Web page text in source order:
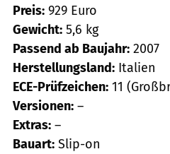
Preis: 929 Euro
Gewicht: 5,6 kg
Passend ab Baujahr: 2007
Herstellungsland: Italien
ECE-Prüfzeichen: 11
Versionen: –
Extras: –
Bauart: Slip-on